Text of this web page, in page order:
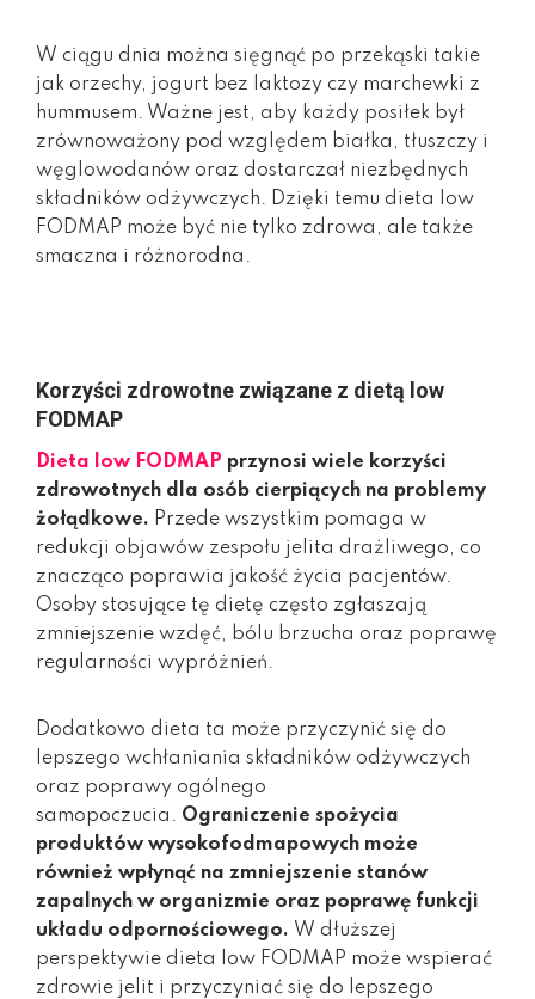
W ciągu dnia można sięgnąć po przekąski takie
jak orzechy, jogurt bez laktozy czy marchewki z
hummusem. Ważne jest, aby każdy posiłek był
zrównoważony pod względem białka, tłuszczy i
węglowodanów oraz dostarczał niezbędnych
składników odżywczych. Dzięki temu dieta low
FODMAP może być nie tylko zdrowa, ale także
smaczna i różnorodna.
Korzyści zdrowotne związane z dietą low
FODMAP
Dieta low FODMAP przynosi wiele korzyści
zdrowotnych dla osób cierpiących na problemy
żołądkowe. Przede wszystkim pomaga w
redukcji objawów zespołu jelita drażliwego, co
znacząco poprawia jakość życia pacjentów.
Osoby stosujące tę dietę często zgłaszają
zmniejszenie wzdęć, bólu brzucha oraz poprawę
regularności wypróżnień.
Dodatkowo dieta ta może przyczynić się do
lepszego wchłaniania składników odżywczych
oraz poprawy ogólnego
samopoczucia. Ograniczenie spożycia
produktów wysokofodmapowych może
również wpłynąć na zmniejszenie stanów
zapalnych w organizmie oraz poprawę funkcji
układu odpornościowego. W dłuższej
perspektywie dieta low FODMAP może wspierać
zdrowie jelit i przyczyniać się do lepszego